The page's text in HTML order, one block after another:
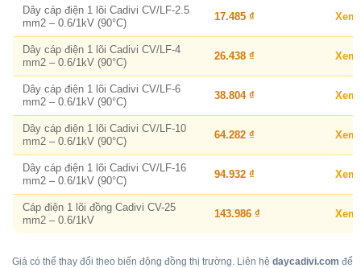
Dây cáp điện 1 lõi Cadivi CV/LF-2.5
mm2 – 0.6/1kV (90°C)
17.485 ₫
Dây cáp điện 1 lõi Cadivi CV/LF-4
mm2 – 0.6/1kV (90°C)
26.438 ₫
Dây cáp điện 1 lõi Cadivi CV/LF-6
mm2 – 0.6/1kV (90°C)
38.804 ₫
Dây cáp điện 1 lõi Cadivi CV/LF-10
mm2 – 0.6/1kV (90°C)
64.282 ₫
Dây cáp điện 1 lõi Cadivi CV/LF-16
mm2 – 0.6/1kV (90°C)
94.932 ₫
Cáp điện 1 lõi đồng Cadivi CV-25
mm2 – 0.6/1kV
143.986 ₫
Giá có thể thay đổi theo biến động đồng thị trường. Liên hệ daycadivi.com để